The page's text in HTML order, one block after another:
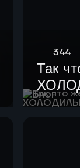
Блог
344
Так